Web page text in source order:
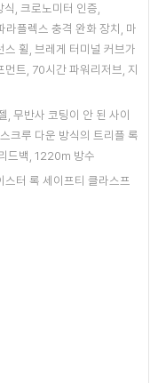
식, 크로노미터 인증,
라플렉스 충격 완화 장치, 마
휠, 브레게 터미널 커브가
먼트, 70시간 파워리저브, 지
, 무반사 코팅이 안 된 사이
크루 다운 방식의 트리플 록
드백, 1220m 방수
스터 록 세이프티 클라스프